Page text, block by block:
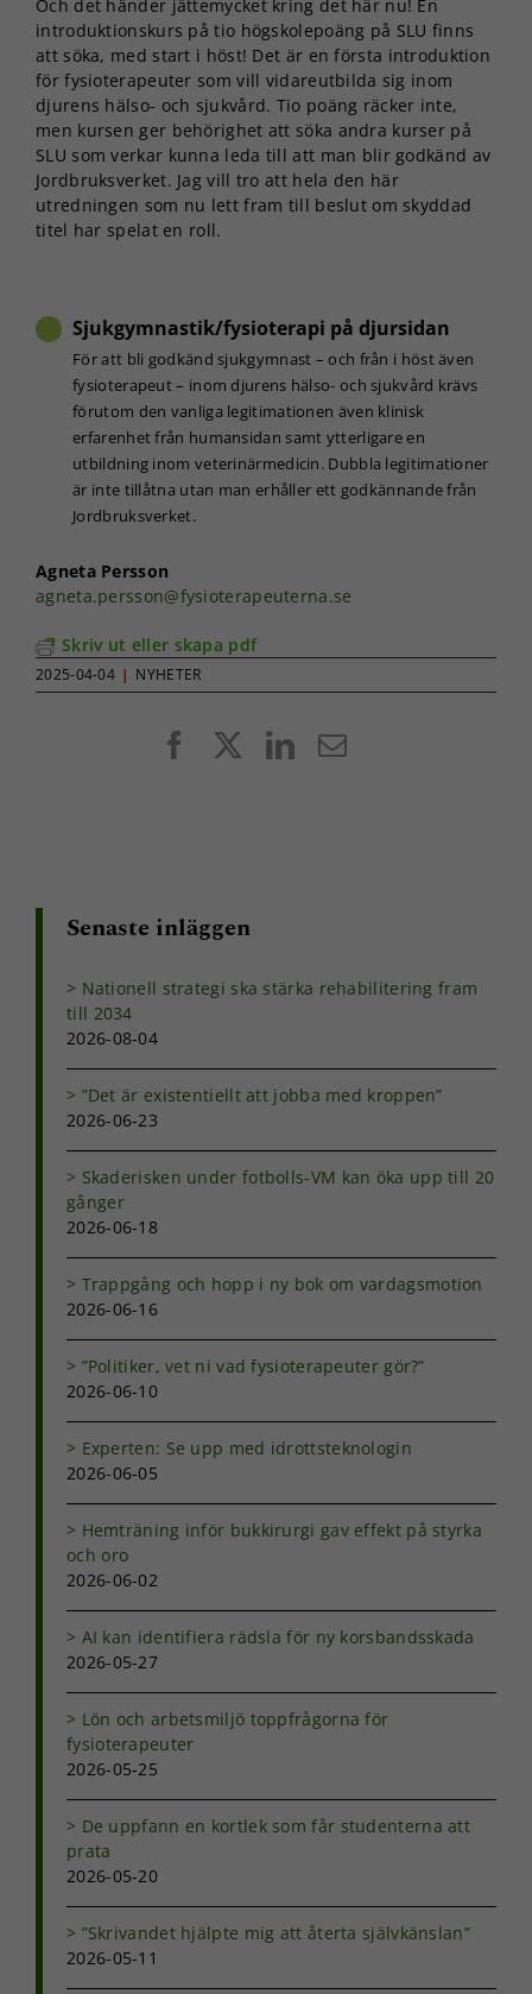
Och det händer jättemycket kring det här nu! En
introduktionskurs på tio högskolepoäng på SLU finns
att söka, med start i höst! Det är en första introduktion
för fysioterapeuter som vill vidareutbilda sig inom
djurens hälso- och sjukvård. Tio poäng räcker inte,
men kursen ger behörighet att söka andra kurser på
SLU som verkar kunna leda till att man blir godkänd av
Jordbruksverket. Jag vill tro att hela den här
utredningen som nu lett fram till beslut om skyddad
titel har spelat en roll.
Sjukgymnastik/fysioterapi på djursidan
För att bli godkänd sjukgymnast – och från i höst även
fysioterapeut – inom djurens hälso- och sjukvård krävs
förutom den vanliga legitimationen även klinisk
erfarenhet från humansidan samt ytterligare en
utbildning inom veterinärmedicin. Dubbla legitimationer
är inte tillåtna utan man erhåller ett godkännande från
Jordbruksverket.
Agneta Persson
agneta.persson@fysioterapeuterna.se
Skriv ut eller skapa pdf
2025-04-04 | NYHETER
FacebookLinkedIn
E-
Senaste inläggen
Nationell strategi ska stärka rehabilitering fram
till 2034
2026-08-04
”Det är existentiellt att jobba med kroppen”
2026-06-23
Skaderisken under fotbolls-VM kan öka upp till 20
gånger
2026-06-18
Trappgång och hopp i ny bok om vardagsmotion
2026-06-16
”Politiker, vet ni vad fysioterapeuter gör?”
2026-06-10
Experten: Se upp med idrottsteknologin
2026-06-05
Hemträning inför bukkirurgi gav effekt på styrka
och oro
2026-06-02
AI kan identifiera rädsla för ny korsbandsskada
2026-05-27
Lön och arbetsmiljö toppfrågorna för
fysioterapeuter
2026-05-25
De uppfann en kortlek som får studenterna att
prata
2026-05-20
”Skrivandet hjälpte mig att återta självkänslan”
2026-05-11
Nödvändiga
välja bort. De
behövs för
taget ska
fungera.
Statistik
För att vi ska
förbättra
hemsidans
baserat på
används.
Upplevelse
För att vår
hemsida ska
möjligt under
ditt besök.
funktionalitet